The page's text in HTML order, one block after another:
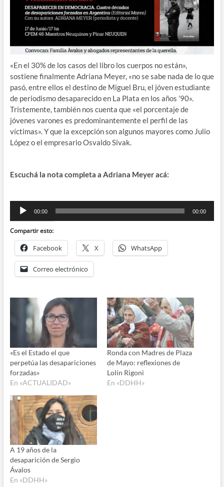
«En el 30% de los casos del libro los cuerpos no están»,
sostiene finalmente Adriana Meyer, «no se sabe nada de lo que
pasó, entre ellos el destino de Miguel Bru, el jóven estudiante
de periodismo desaparecido en La Plata en los años ’90».
Tristemente, también nos cuenta que «el porcentaje de
jóvenes varones es predominantemente el perfil de las
víctimas». Y que la excepción son algunos mayores como Julio
López o el empresario Osvaldo Sivak.
Escuchá la nota completa a Adriana Meyer acá:
Reproductor
audio
00:00 00:00
Compartir esto:
Facebook X WhatsApp
Correo electrónico
«Es el Estado el que
perpetúa las desapariciones
forzadas»
En «ACTUALIDAD»
Ronda con Madres de Plaza
de Mayo: reflexiones de
Lolín Rigoni
En «DDHH»
A 19 años de la
desaparición de Sergio
Ávalos
En «DDHH»